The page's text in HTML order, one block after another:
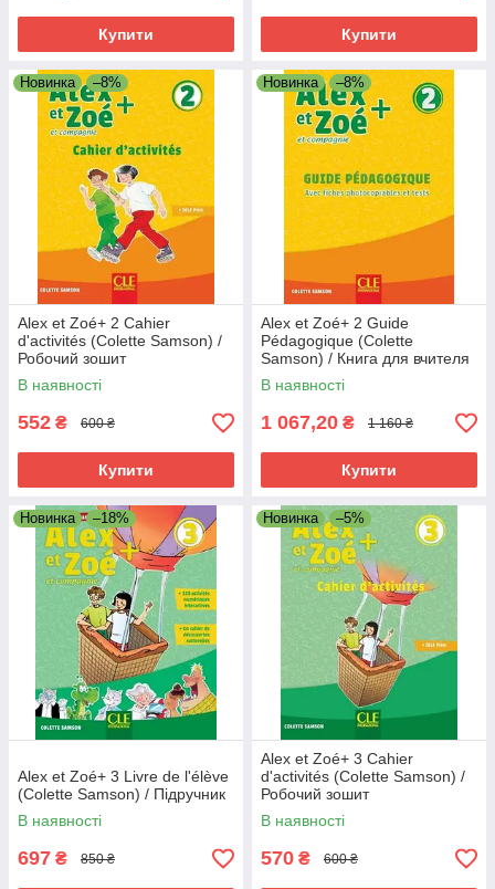
Купити Купити
Новинка –8%
Alex et Zoé+ 2 Cahier
d'activités (Colette Samson) /
Робочий зошит
В наявності
552 ₴ 600 ₴
Купити
Новинка –8%
Alex et Zoé+ 2 Guide
Pédagogique (Colette
Samson) / Книга для вчителя
В наявності
1 067,20 ₴ 1 160 ₴
Купити
Новинка –18%
Alex et Zoé+ 3 Livre de l'élève
(Colette Samson) / Підручник
В наявності
697 ₴ 850 ₴
Новинка –5%
Alex et Zoé+ 3 Cahier
d'activités (Colette Samson) /
Робочий зошит
В наявності
570 ₴ 600 ₴